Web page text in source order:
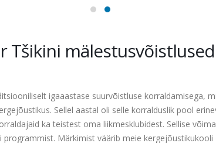
Tšikini
igaaastase suurvõistluse korraldamisega,
Sellel aastal oli selle korralduslik pool
ka teistest oma liikmesklubidest. Sellise
programmist. Märkimist väärib meie